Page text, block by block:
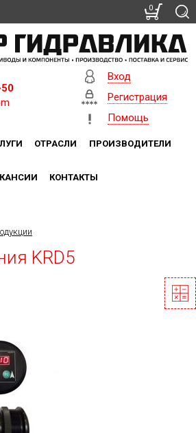
Вход
Регистрация
Помощь
ОТРАСЛИ ПРОИЗВОДИТЕЛИ
КОНТАКТЫ
KRD5
0